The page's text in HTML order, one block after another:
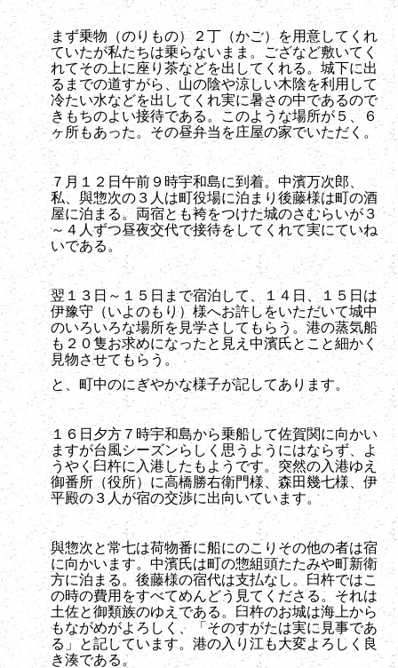
まず乗物（のりもの）２丁（かご）を用意してくれ
ていたが私たちは乗らないまま。ござなど敷いてく
れてその上に座り茶などを出してくれる。城下に出
るまでの道すがら、山の陰や涼しい木陰を利用して
冷たい水などを出してくれ実に暑さの中であるので
きもちのよい接待である。このような場所が５、６
ヶ所もあった。その昼弁当を庄屋の家でいただく。
７月１２日午前９時宇和島に到着。中濱万次郎、
私、與惣次の３人は町役場に泊まり後藤様は町の酒
屋に泊まる。両宿とも袴をつけた城のさむらいが３
～４人ずつ昼夜交代で接待をしてくれて実にていね
いである。
翌１３日～１５日まで宿泊して、１４日、１５日は
伊豫守（いよのもり）様へお許しをいただいて城中
のいろいろな場所を見学さしてもらう。港の蒸気船
も２０隻お求めになったと見え中濱氏とこと細かく
見物させてもらう。
と、町中のにぎやかな様子が記してあります。
１６日夕方７時宇和島から乗船して佐賀関に向かい
ますが台風シーズンらしく思うようにはならず、よ
うやく臼杵に入港したもようです。突然の入港ゆえ
御番所（役所）に高橋勝右衛門様、森田幾七様、伊
平殿の３人が宿の交渉に出向いています。
與惣次と常七は荷物番に船にのこりその他の者は宿
に向かいます。中濱氏は町の惣組頭たたみや町新衛
方に泊まる。後藤様の宿代は支払なし。臼杵ではこ
の時の費用をすべてめんどう見てくださる。それは
土佐と御類族のゆえである。臼杵のお城は海上から
もながめがよろしく、「そのすがたは実に見事であ
る」と記しています。港の入り江も大変よろしく良
き湊である。